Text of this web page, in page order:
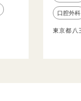
口腔外科
東京都八